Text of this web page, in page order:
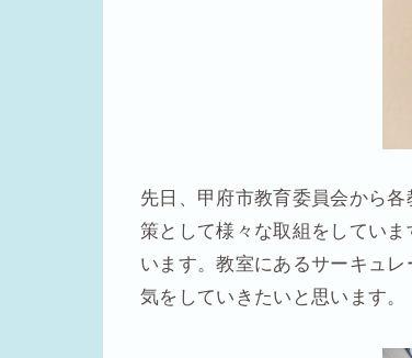
先日、甲府市教育委員会から
策として様々な取組をしてい
います。教室にあるサーキュ
気をしていきたいと思います。